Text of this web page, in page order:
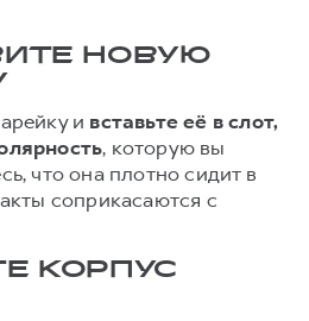
НОВУЮ
и вставьте её в слот,
, которую вы
что она плотно сидит в
соприкасаются с
КОРПУС